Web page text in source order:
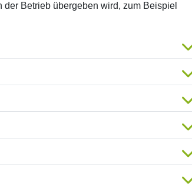
Betrieb übergeben wird, zum Beispiel